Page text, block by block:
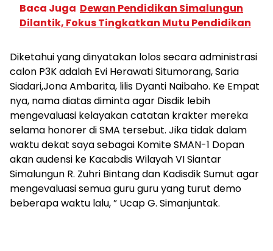
Baca Juga Dewan Pendidikan Simalungun
Dilantik, Fokus Tingkatkan Mutu Pendidikan
Diketahui yang dinyatakan lolos secara administrasi
calon P3K adalah Evi Herawati Situmorang, Saria
Siadari,Jona Ambarita, lilis Dyanti Naibaho. Ke Empat
nya, nama diatas diminta agar Disdik lebih
mengevaluasi kelayakan catatan krakter mereka
selama honorer di SMA tersebut. Jika tidak dalam
waktu dekat saya sebagai Komite SMAN-1 Dopan
akan audensi ke Kacabdis Wilayah VI Siantar
Simalungun R. Zuhri Bintang dan Kadisdik Sumut agar
mengevaluasi semua guru guru yang turut demo
beberapa waktu lalu, ” Ucap G. Simanjuntak.